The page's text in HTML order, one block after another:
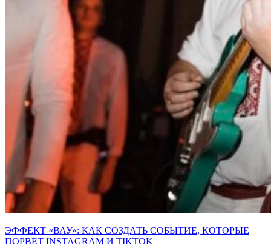
ЭФФЕКТ «ВАУ»: КАК СОЗДАТЬ СОБЫТИЕ, КОТОРЫЕ
ПОРВЕТ INSTAGRAM И TIKTOK